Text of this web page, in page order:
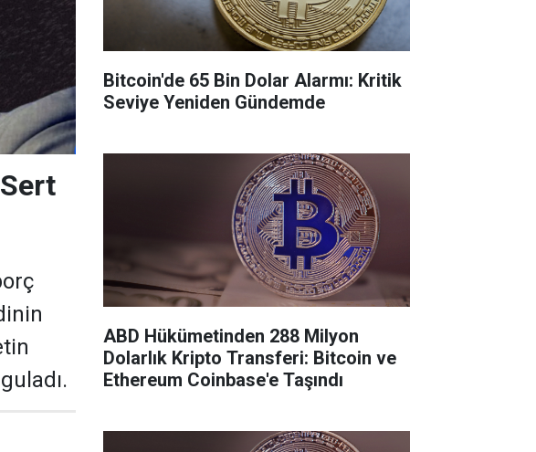
Bitcoin'de 65 Bin Dolar Alarmı: Kritik
Seviye Yeniden Gündemde
ABD Hükümetinden 288 Milyon
Dolarlık Kripto Transferi: Bitcoin ve
Ethereum Coinbase'e Taşındı